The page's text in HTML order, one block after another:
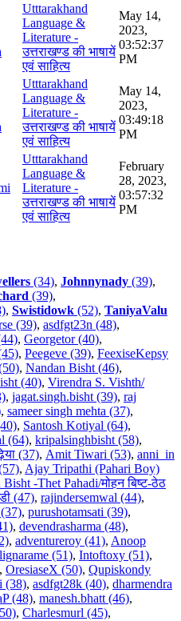
Utttarakhand
Language &
Literature -
उत्तराखण्ड की भाषायें
एवं साहित्य
May 14,
2023,
03:52:37
PM
Utttarakhand
Language &
Literature -
उत्तराखण्ड की भाषायें
एवं साहित्य
May 14,
2023,
03:49:18
PM
Utttarakhand
Language &
Literature -
उत्तराखण्ड की भाषायें
एवं साहित्य
February
28, 2023,
03:57:32
PM
(34), Johnnynady (39),
(39),
, Swistidowk (52), TaniyaValu
(39), asdfgt23n (48),
, Georgetor (40),
, Peegeve (39), FeexiseKepsy
, Nandan Bisht (46),
(40), Virendra S. Vishth/
, jagat.singh.bisht (39), raj
, sameer singh mehta (37),
, Santosh Kotiyal (64),
(64), kripalsinghbisht (58),
(37), Amit Tiwari (53), anni_in
, Ajay Tripathi (Pahari Boy)
-Thet Pahadi/मोहन बिष्ट-ठेठ
(47), rajindersemwal (44),
, purushotamsati (39),
, devendrasharma (48),
, adventureroy (41), Anoop
(51), Intoftoxy (51),
, OresiaseX (50), Qupiskondy
(38), asdfgt28k (40), dharmendra
(48), manesh.bhatt (46),
, Charlesmurl (45),